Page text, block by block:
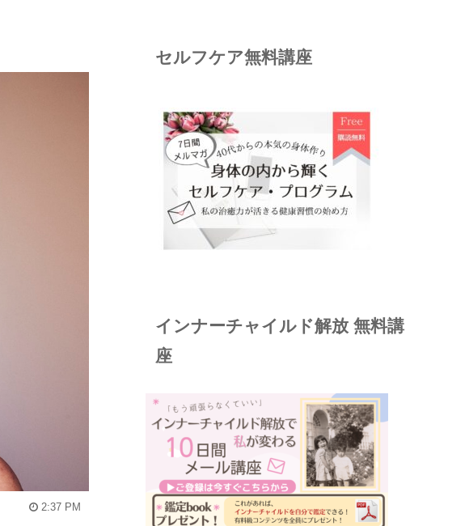
2:37 PM
セルフケア無料講座
インナーチャイルド解放 無料講
座